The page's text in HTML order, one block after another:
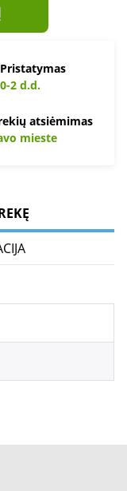
Pristatymas
0-2 d.d.
atsiėmimas
mieste